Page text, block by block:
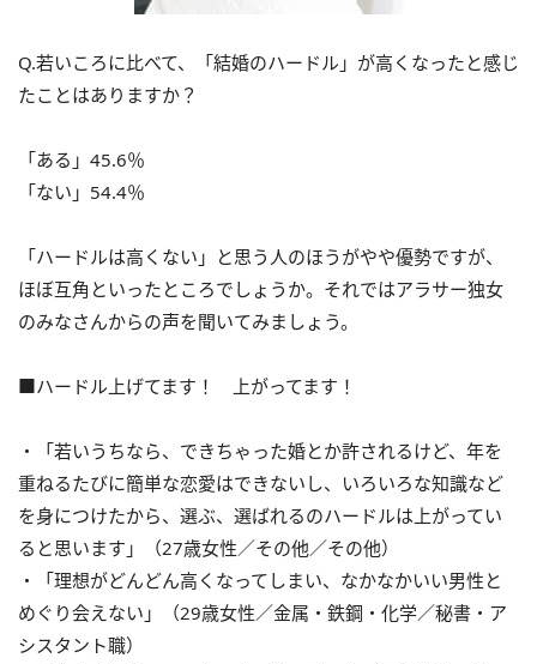
Q.若いころに比べて、「結婚のハードル」が高くなったと感じ
たことはありますか？
「ある」45.6％
「ない」54.4％
「ハードルは高くない」と思う人のほうがやや優勢ですが、
ほぼ互角といったところでしょうか。それではアラサー独女
のみなさんからの声を聞いてみましょう。
■ハードル上げてます！ 上がってます！
・「若いうちなら、できちゃった婚とか許されるけど、年を
重ねるたびに簡単な恋愛はできないし、いろいろな知識など
を身につけたから、選ぶ、選ばれるのハードルは上がってい
ると思います」（27歳女性／その他／その他）
・「理想がどんどん高くなってしまい、なかなかいい男性と
めぐり会えない」（29歳女性／金属・鉄鋼・化学／秘書・ア
シスタント職）